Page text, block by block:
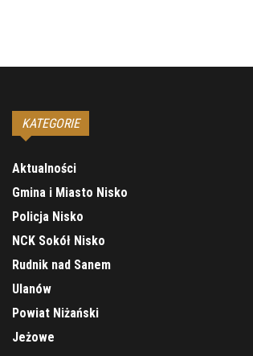
KATEGORIE
Aktualności
Gmina i Miasto Nisko
Policja Nisko
NCK Sokół Nisko
Rudnik nad Sanem
Ulanów
Powiat Niżański
Jeżowe